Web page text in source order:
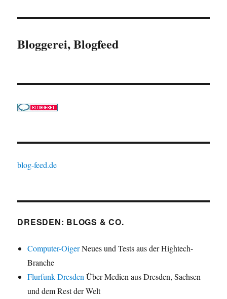
Bloggerei, Blogfeed
blog-feed.de
DRESDEN: BLOGS & CO.
Computer-OigerNeues und Tests aus der Hightech-
Branche
Flurfunk Dresden Über Medien aus Dresden, Sachsen
und dem Rest der Welt